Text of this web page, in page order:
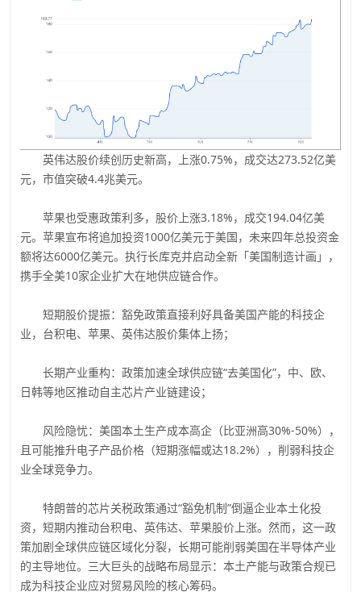
英伟达股价续创历史新高，上涨0.75%，成交达273.52亿美
元，市值突破4.4兆美元。
苹果也受惠政策利多，股价上涨3.18%，成交194.04亿美
元。苹果宣布将追加投资1000亿美元于美国，未来四年总投资金
额将达6000亿美元。执行长库克并启动全新「美国制造计画」，
携手全美10家企业扩大在地供应链合作。
短期股价提振：豁免政策直接利好具备美国产能的科技企
业，台积电、苹果、英伟达股价集体上扬；
长期产业重构：政策加速全球供应链“去美国化”，中、欧、
日韩等地区推动自主芯片产业链建设；
风险隐忧：美国本土生产成本高企（比亚洲高30%-50%），
且可能推升电子产品价格（短期涨幅或达18.2%），削弱科技企
业全球竞争力。
特朗普的芯片关税政策通过“豁免机制”倒逼企业本土化投
资，短期内推动台积电、英伟达、苹果股价上涨。然而，这一政
策加剧全球供应链区域化分裂，长期可能削弱美国在半导体产业
的主导地位。三大巨头的战略布局显示：本土产能与政策合规已
成为科技企业应对贸易风险的核心筹码。